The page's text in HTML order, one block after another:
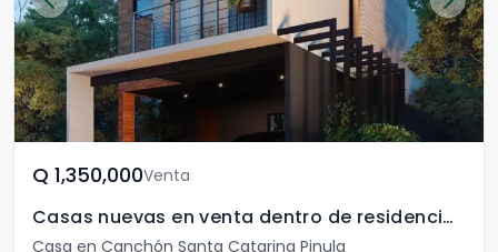
Q	1,350,000Venta
Casas nuevas en venta dentro de residencial km16.5 CAES
Casa en Canchón Santa Catarina Pinula